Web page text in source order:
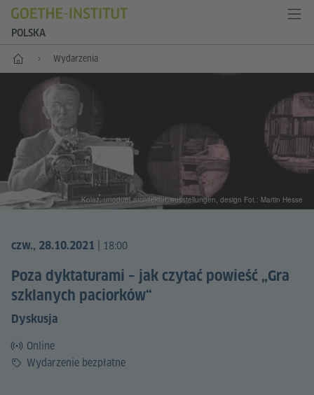
POLSKA
Start Wydarzenia
czw., 28.10.2021 18:00
Poza dyktaturami – jak czytać powieść „Gra
szklanych paciorków“
Dyskusja
Online
CenaWydarzenie bezpłatne
Kolaż: unodue{ architektur, ausstellungen, design Fot.: Martin Hesse